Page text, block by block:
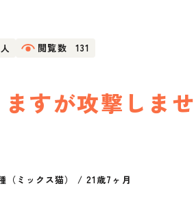
閲覧数 131
すが攻撃しませ
（ミックス猫） /21歳7ヶ月